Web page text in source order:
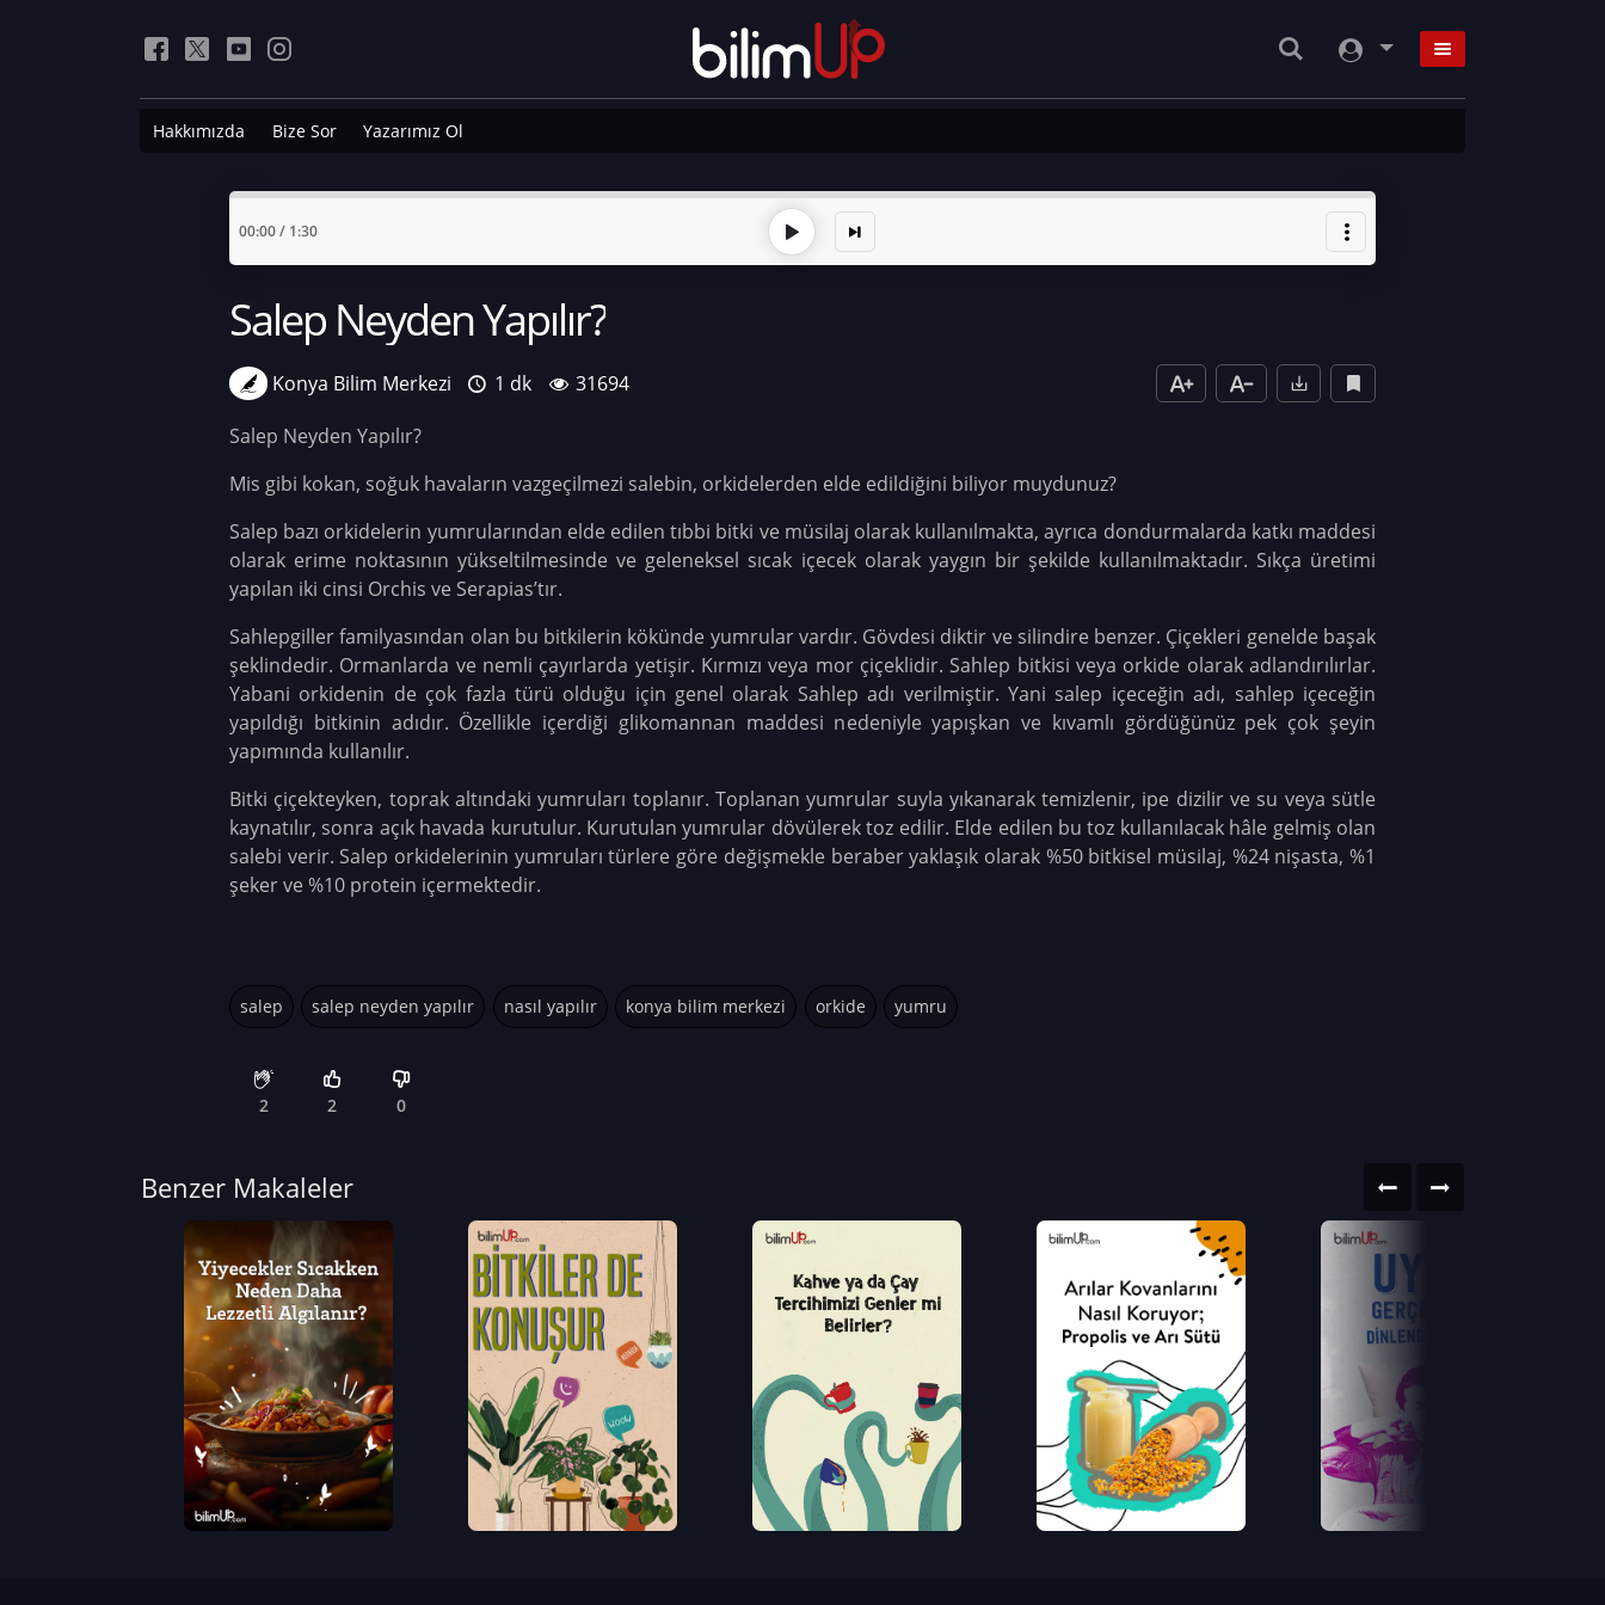
Hakkımızda Bize Sor Yazarımız Ol
00:00/ 1:30
Salep Neyden Yapılır?
Konya Bilim Merkezi 1 dk
31694
Salep Neyden Yapılır?
Mis gibi kokan, soğuk havaların vazgeçilmezi salebin, orkidelerden elde edildiğini biliyor muydunuz?
Salep bazı orkidelerin yumrularından elde edilen tıbbi bitki ve müsilaj olarak kullanılmakta, ayrıca dondurmalarda katkı maddesi
olarak erime noktasının yükseltilmesinde ve geleneksel sıcak içecek olarak yaygın bir şekilde kullanılmaktadır. Sıkça üretimi
yapılan iki cinsi Orchis ve Serapias’tır.
Sahlepgiller familyasından olan bu bitkilerin kökünde yumrular vardır. Gövdesi diktir ve silindire benzer. Çiçekleri genelde başak
şeklindedir. Ormanlarda ve nemli çayırlarda yetişir. Kırmızı veya mor çiçeklidir. Sahlep bitkisi veya orkide olarak adlandırılırlar.
Yabani orkidenin de çok fazla türü olduğu için genel olarak Sahlep adı verilmiştir. Yani salep içeceğin adı, sahlep içeceğin
yapıldığı bitkinin adıdır. Özellikle içerdiği glikomannan maddesi nedeniyle yapışkan ve kıvamlı gördüğünüz pek çok şeyin
yapımında kullanılır.
Bitki çiçekteyken, toprak altındaki yumruları toplanır. Toplanan yumrular suyla yıkanarak temizlenir, ipe dizilir ve su veya sütle
kaynatılır, sonra açık havada kurutulur. Kurutulan yumrular dövülerek toz edilir. Elde edilen bu toz kullanılacak hâle gelmiş olan
salebi verir. Salep orkidelerinin yumruları türlere göre değişmekle beraber yaklaşık olarak %50 bitkisel müsilaj, %24 nişasta, %1
şeker ve %10 protein içermektedir.
salep salep neyden yapılır nasıl yapılır konya bilim merkezi orkide yumru
2 2 0
Benzer Makaleler